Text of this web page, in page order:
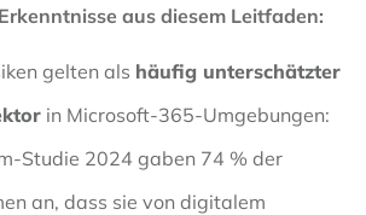
aus diesem Leitfaden:
gelten als häufig unterschätzter
in Microsoft-365-Umgebungen:
Studie 2024 gaben 74 % der
an, dass sie von digitalem